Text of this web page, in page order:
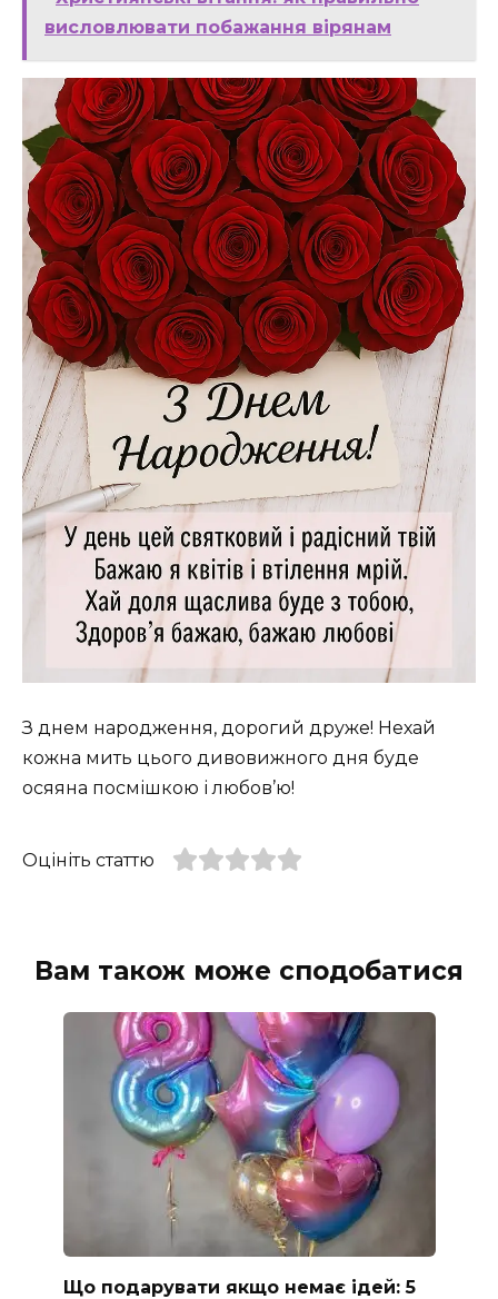
висловлювати побажання вірянам
З днем народження, дорогий друже! Нехай
кожна мить цього дивовижного дня буде
осяяна посмішкою і любов’ю!
Оцініть статтю
Вам також може сподобатися
Що подарувати якщо немає ідей: 5